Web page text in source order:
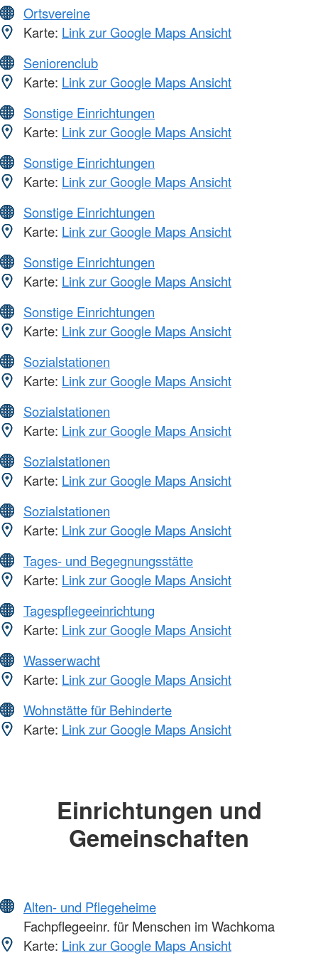
Ortsvereine
Karte: Link zur Google Maps Ansicht
Seniorenclub
Karte: Link zur Google Maps Ansicht
Sonstige Einrichtungen
Karte: Link zur Google Maps Ansicht
Sonstige Einrichtungen
Karte: Link zur Google Maps Ansicht
Sonstige Einrichtungen
Karte: Link zur Google Maps Ansicht
Sonstige Einrichtungen
Karte: Link zur Google Maps Ansicht
Sonstige Einrichtungen
Karte: Link zur Google Maps Ansicht
Sozialstationen
Karte: Link zur Google Maps Ansicht
Sozialstationen
Karte: Link zur Google Maps Ansicht
Sozialstationen
Karte: Link zur Google Maps Ansicht
Sozialstationen
Karte: Link zur Google Maps Ansicht
Tages- und Begegnungsstätte
Karte: Link zur Google Maps Ansicht
Tagespflegeeinrichtung
Karte: Link zur Google Maps Ansicht
Wasserwacht
Karte: Link zur Google Maps Ansicht
Wohnstätte für Behinderte
Karte: Link zur Google Maps Ansicht
Einrichtungen und
Gemeinschaften
Alten- und Pflegeheime
Fachpflegeeinr. für Menschen im Wachkoma
Karte: Link zur Google Maps Ansicht